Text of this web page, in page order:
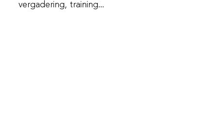
vergadering, training...